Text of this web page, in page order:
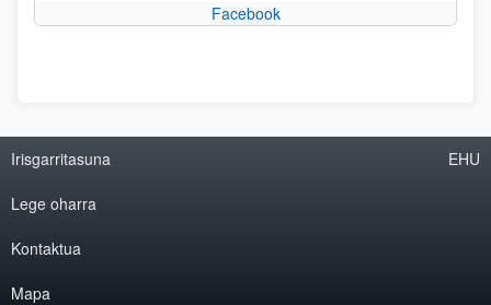
Facebook
Irisgarritasuna
Lege oharra
Kontaktua
Mapa
EHU